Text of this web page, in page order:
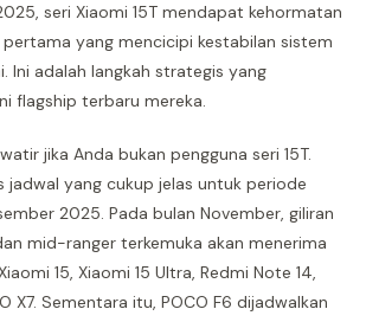
seri Xiaomi 15T mendapat kehormatan
yang mencicipi kestabilan sistem
Ini adalah langkah strategis yang
flagship terbaru mereka.
jika Anda bukan pengguna seri 15T.
jadwal yang cukup jelas untuk periode
2025. Pada bulan November, giliran
mid-ranger terkemuka akan menerima
15, Xiaomi 15 Ultra, Redmi Note 14,
X7. Sementara itu, POCO F6 dijadwalkan